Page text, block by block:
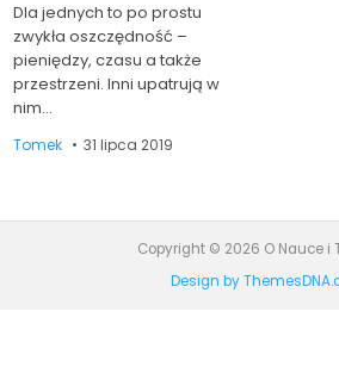
Dla jednych to po prostu
zwykła oszczędność –
pieniędzy, czasu a także
przestrzeni. Inni upatrują w
nim…
Tomek 31 lipca 2019
Copyright © 2026 O Nauce i
Design by